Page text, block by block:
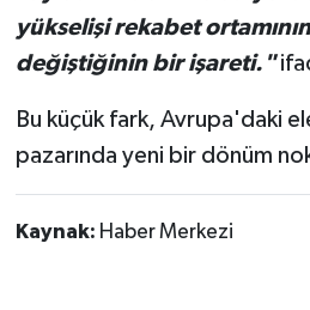
yükselişi rekabet
değiştiğinin bir işareti."
Bu küçük fark, Avrupa'daki
pazarında yeni bir dönüm
Kaynak: Haber Merkezi